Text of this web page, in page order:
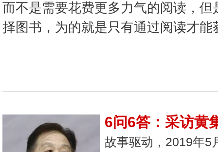
而不是需要花费更多力气的阅读，
择图书，为的就是只有通过阅读才能
6问6答：采访黄
故事驱动，2019年5